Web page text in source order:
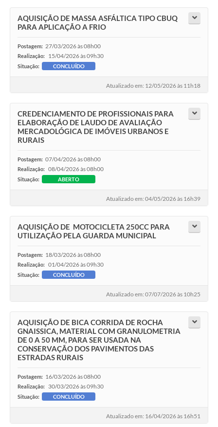
AQUISIÇÃO DE MASSA ASFÁLTICA TIPO CBUQ
PARA APLICAÇÃO A FRIO
Postagem: 27/03/2026 às 08h00
Realização: 15/04/2026 às 09h30
Situação: CONCLUÍDO
Atualizado em: 12/05/2026 às 11h18
CREDENCIAMENTO DE PROFISSIONAIS PARA
ELABORAÇÃO DE LAUDO DE AVALIAÇÃO
MERCADOLÓGICA DE IMÓVEIS URBANOS E
RURAIS
Postagem: 07/04/2026 às 08h00
Realização: 08/04/2026 às 08h00
Situação: ABERTO
Atualizado em: 04/05/2026 às 16h39
AQUISIÇÃO DE MOTOCICLETA 250CC PARA
UTILIZAÇÃO PELA GUARDA MUNICIPAL
Postagem: 18/03/2026 às 08h00
Realização: 01/04/2026 às 09h30
Situação: CONCLUÍDO
Atualizado em: 07/07/2026 às 10h25
AQUISIÇÃO DE BICA CORRIDA DE ROCHA
GNAISSICA, MATERIAL COM GRANULOMETRIA
DE 0 A 50 MM, PARA SER USADA NA
CONSERVAÇÃO DOS PAVIMENTOS DAS
ESTRADAS RURAIS
Postagem: 16/03/2026 às 08h00
Realização: 30/03/2026 às 09h30
Situação: CONCLUÍDO
Atualizado em: 16/04/2026 às 16h51